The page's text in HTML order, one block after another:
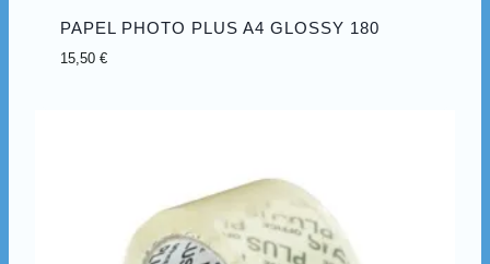
PAPEL PHOTO PLUS A4 GLOSSY 180
15,50€